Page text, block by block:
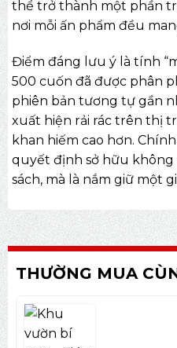
thể trở thành một phần
nơi mỗi ấn phẩm đều
Điểm đáng lưu ý là tính
500 cuốn đã được phân
phiên bản tương tự gần
xuất hiện rải rác trên thị
khan hiếm cao hơn.
quyết định sở hữu
sách, mà là nắm giữ một
THƯỜNG MUA